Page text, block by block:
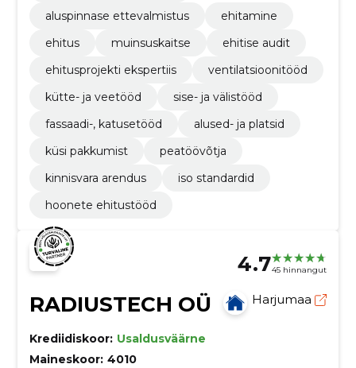
aluspinnase ettevalmistus
ehitamine
ehitus
muinsuskaitse
ehitise audit
ehitusprojekti ekspertiis
ventilatsioonitööd
kütte- ja veetööd
sise- ja välistööd
fassaadi-, katusetööd
alused- ja platsid
küsi pakkumist
peatöövõtja
kinnisvara arendus
iso standardid
hoonete ehitustööd
4.745 hinnangut
RADIUSTECH OÜ Harjumaa
Krediidiskoor: Usaldusväärne
Maineskoor: 4010